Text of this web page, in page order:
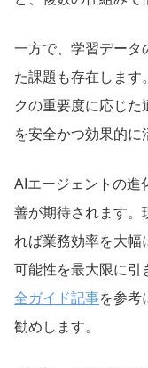
一方で、学習データ
た課題も存在します
クの重要度に応じた
を安全かつ効果的に
AIエージェントの進
善が期待されます。
れば業務効率を大幅
可能性を最大限に引
全ガイド記事を参考
勧めします。